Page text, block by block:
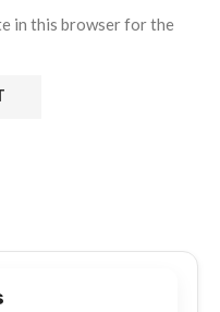
in this browser for the